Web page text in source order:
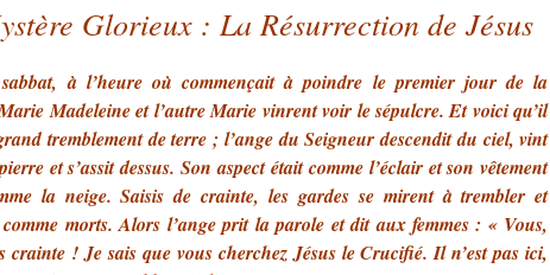
Glorieux : La Résurrection de Jésus
à l’heure où commençait à poindre le premier jour de la
Madeleine et l’autre Marie vinrent voir le sépulcre. Et voici qu’il
tremblement de terre ; l’ange du Seigneur descendit du ciel, vint
et s’assit dessus. Son aspect était comme l’éclair et son vêtement
la neige. Saisis de crainte, les gardes se mirent à trembler et
morts. Alors l’ange prit la parole et dit aux femmes : « Vous,
crainte ! Je sais que vous cherchez Jésus le Crucifié. Il n’est pas ici,